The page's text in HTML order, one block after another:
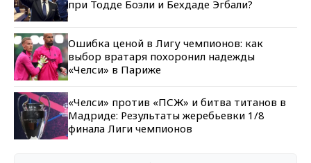
при Тодде Боэли и Бехдаде Эгбали?
Ошибка ценой в Лигу чемпионов: как
выбор вратаря похоронил надежды
«Челси» в Париже
«Челси» против «ПСЖ» и битва титанов в
Мадриде: Результаты жеребьевки 1/8
финала Лиги чемпионов